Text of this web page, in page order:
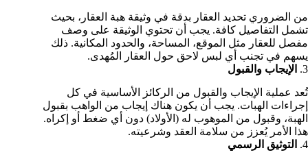
من الضروري تحديد العقار بدقة في وثيقة هبة العقار، بحيث
تشمل التفاصيل كافة. يجب أن تحتوي الوثيقة على وصف
مفصل للعقار مثل الموقع، المساحة، والحدود المكانية. ذلك
يسهم في تجنب أي لبس لاحق حول العقار المُهدى.
3.
الإيجاب والقبول
تُعد عملية الإيجاب والقبول من الركائز الأساسية في كل
إجراءات الهبات. يجب أن يكون هناك إيجاب من الواهب بقبول
الهبة، وقبول من الموهوب له (الأولاد) دون أي ضغط أو إكراه.
هذا الأمر يُعزز من سلامة العقد وشرعيته.
4.
التوثيق الرسمي